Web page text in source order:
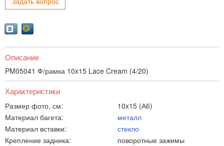
Описание
PM05041 Ф/рамка 10x15 Lace Cream (4/20)
Характеристики
Размер фото, см:
10x15 (А6)
Материал багета:
металл
Материал вставки:
стекло
Крепление задника:
поворотные зажимы